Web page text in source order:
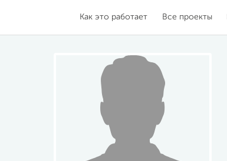
Как это работает Все проекты